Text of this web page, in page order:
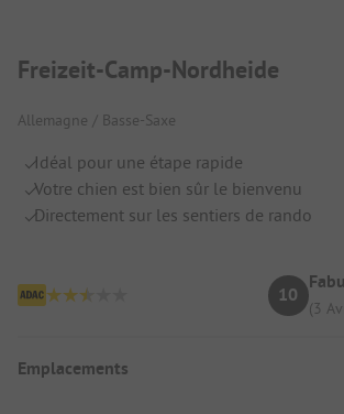
Freizeit-Camp-Nordheide
Allemagne / Basse-Saxe
Idéal pour une étape rapide
Votre chien est bien sûr le bienvenu
Directement sur les sentiers de rando
10
(3
Emplacements